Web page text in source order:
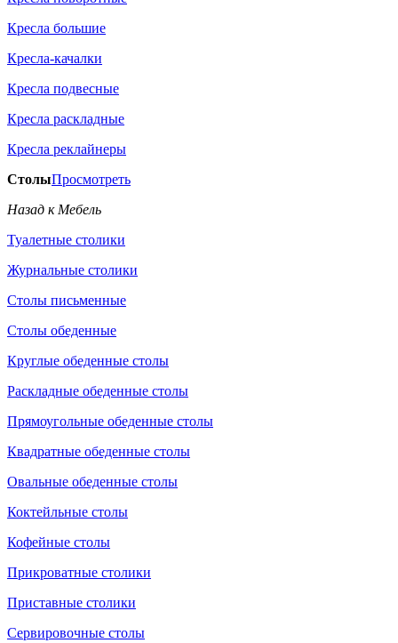
Кресла большие
Кресла-качалки
Кресла подвесные
Кресла раскладные
Кресла реклайнеры
СтолыПросмотреть
Назад к Мебель
Туалетные столики
Журнальные столики
Столы письменные
Столы обеденные
Круглые обеденные столы
Раскладные обеденные столы
Прямоугольные обеденные столы
Квадратные обеденные столы
Овальные обеденные столы
Коктейльные столы
Кофейные столы
Прикроватные столики
Приставные столики
Сервировочные столы